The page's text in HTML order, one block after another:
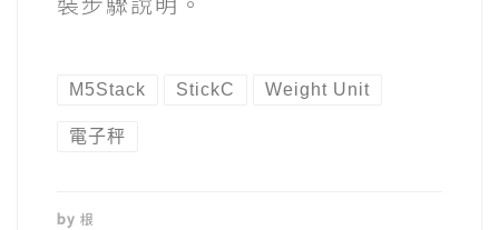
M5Stack StickC Weight Unit
電子秤
by 根